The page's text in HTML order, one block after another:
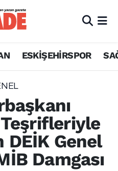
ESKİŞEHİRSPOR
Teşrifleriyle
DEİK Genel
Damgası